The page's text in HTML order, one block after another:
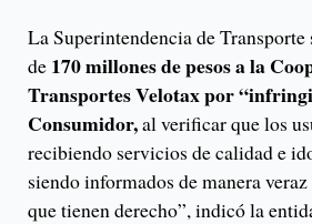
La Superintendencia de Transporte
de 170 millones de pesos a la
Transportes Velotax por
Consumidor,al verificar que los
recibiendo servicios de calidad e
siendo informados de manera
que tienen derecho”, indicó la